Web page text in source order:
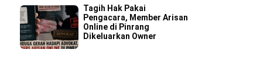
Tagih Hak Pakai
Pengacara, Member Arisan
Online di Pinrang
Dikeluarkan Owner